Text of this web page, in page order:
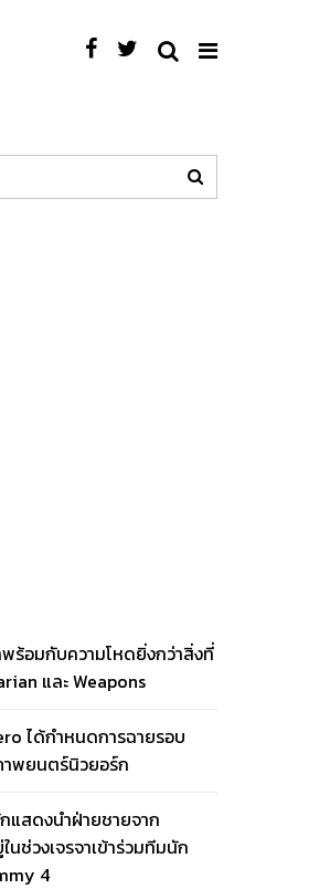
ร้อมกับความโหดยิ่งกว่าสิ่งที่
และ Weapons
ได้กำหนดการฉายรอบ
พยนตร์นิวยอร์ก
แสดงนำฝ่ายชายจาก
นช่วงเจรจาเข้าร่วมทีมนัก
4